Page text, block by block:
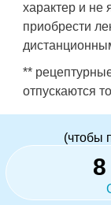
характер и не
приобрести
**
отпускаются
(чтобы